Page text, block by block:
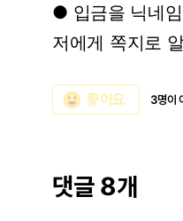
● 입금을 닉네임
저에게 쪽지로
emoji_emotions 좋아요 3명이
댓글 8개